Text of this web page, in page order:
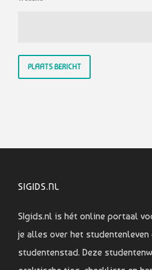
SIGIDS.NL
SIgids.nl is hét online portaal
je alles over het studentenleven
studentenstad. Deze